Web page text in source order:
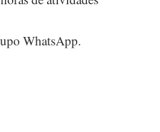
WhatsApp.